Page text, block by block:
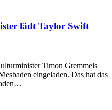
lädt Taylor Swift
Timon Gremmels
eingeladen. Das hat das